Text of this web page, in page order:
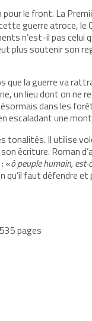
le front. La
guerre atroce,
n’est-il pas
plus soutenir son
la guerre va
un lieu dont on ne
dans les
escaladant une
tonalités. Il utilise
écriture. Roman
«ô peuple humain,
qu’il faut défendre
pages